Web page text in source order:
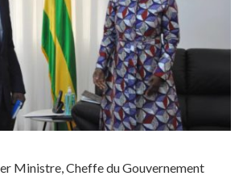
Ministre, Cheffe du Gouvernement